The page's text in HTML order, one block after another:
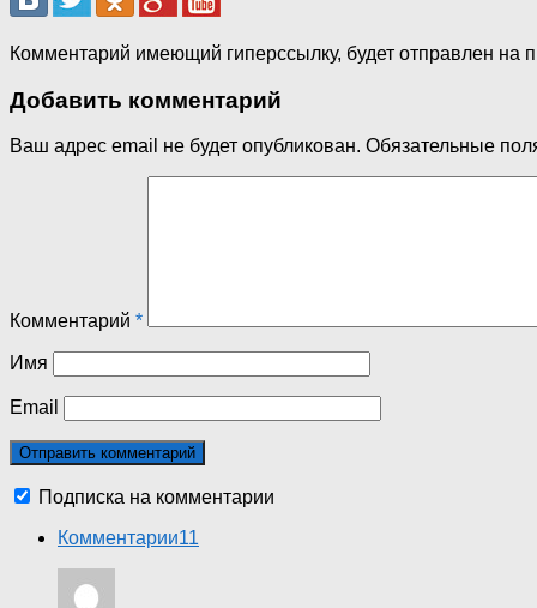
Комментарий имеющий гиперссылку, будет отправлен на
Добавить комментарий
Ваш адрес email не будет опубликован. Обязательные
Комментарий *
Имя
Email
Подписка на комментарии
Комментарии11